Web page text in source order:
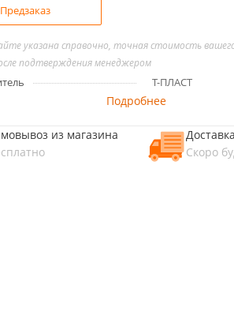
Предзаказ
указана справочно, точная стоимость
подтверждения менеджером
Т-ПЛАСТ
Подробнее
из магазина
Скоро